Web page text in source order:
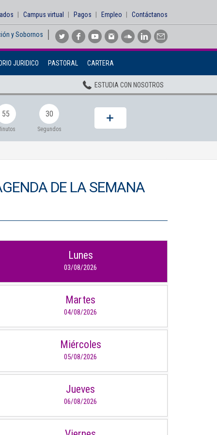
Campus virtual Pagos Empleo Contáctanos
y Sobornos
JURIDICO PASTORAL CARTERA
ESTUDIA CON NOSOTROS
55 28
Segundos
DE LA SEMANA
Lunes
03/08/2026
Martes
04/08/2026
Miércoles
05/08/2026
Jueves
06/08/2026
Inicio
Institucional
Pregrados
Posgrados
Planta Docente
Centros
Consultorio Juridico
CARTERA
Estudiantes
Docentes
Campus virtual
Pagos